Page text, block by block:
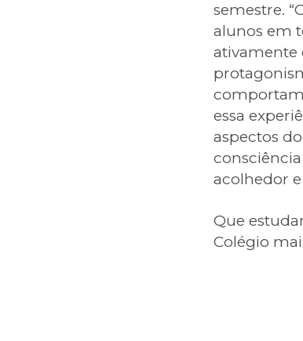
semestre.
alunos em
ativamente
essa
aspectos
acolhedor e
Que
Colégio